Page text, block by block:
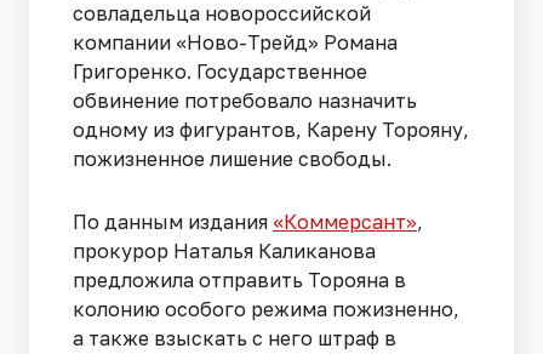
совладельца новороссийской
компании «Ново-Трейд» Романа
Григоренко. Государственное
обвинение потребовало назначить
одному из фигурантов, Карену Торояну,
пожизненное лишение свободы.
По данным издания «Коммерсант»,
прокурор Наталья Каликанова
предложила отправить Торояна в
колонию особого режима пожизненно,
а также взыскать с него штраф в